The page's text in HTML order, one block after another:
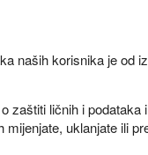
naših korisnika je od
zaštiti ličnih i
mijenjate, uklanjate ili